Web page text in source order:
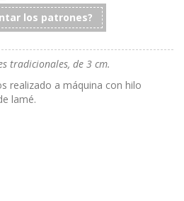
los patrones?
tradicionales, de 3 cm.
realizado a máquina con hilo
lamé.